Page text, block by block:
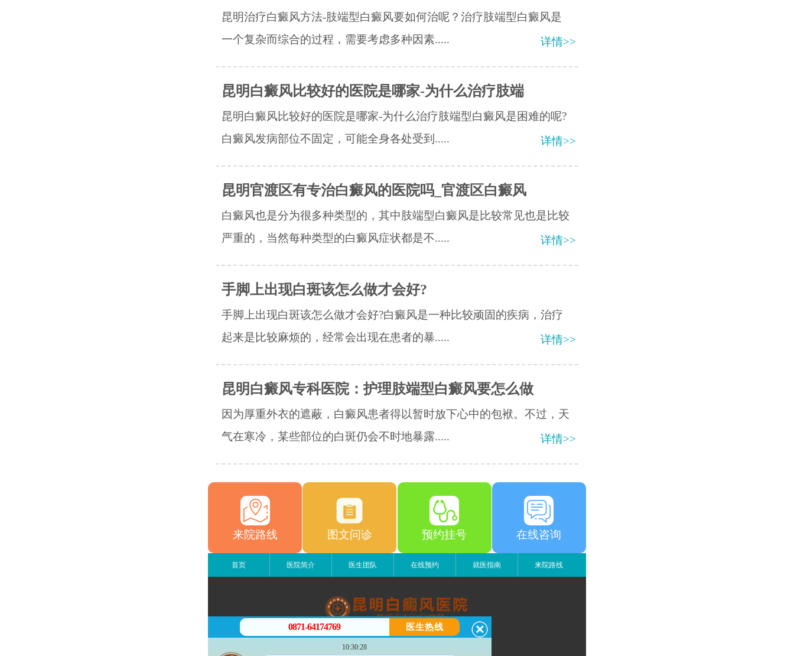
昆明治疗白癜风方法-肢端型白癜风要如何治呢？治疗肢端型白癜风是
一个复杂而综合的过程，需要考虑多种因素.....
详情>>
昆明白癜风比较好的医院是哪家-为什么治疗肢端
昆明白癜风比较好的医院是哪家-为什么治疗肢端型白癜风是困难的呢?
白癜风发病部位不固定，可能全身各处受到.....
详情>>
昆明官渡区有专治白癜风的医院吗_官渡区白癜风
白癜风也是分为很多种类型的，其中肢端型白癜风是比较常见也是比较
严重的，当然每种类型的白癜风症状都是不.....
详情>>
手脚上出现白斑该怎么做才会好?
手脚上出现白斑该怎么做才会好?白癜风是一种比较顽固的疾病，治疗
起来是比较麻烦的，经常会出现在患者的暴.....
详情>>
昆明白癜风专科医院：护理肢端型白癜风要怎么做
因为厚重外衣的遮蔽，白癜风患者得以暂时放下心中的包袱。不过，天
气在寒冷，某些部位的白斑仍会不时地暴露.....
详情>>
来院路线 图文问诊 预约挂号 在线咨询
首页 医院简介 医生团队 在线预约 就医指南 来院路线
昆明白癜风医院
昆明市五华区护国路2号
0871-64174769 医生热线
10:30:28